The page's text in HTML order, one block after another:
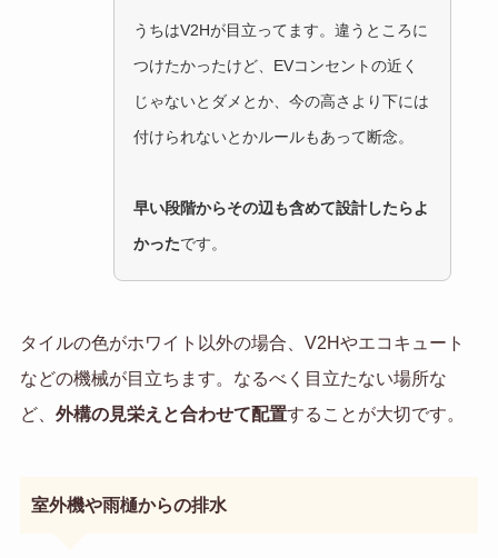
うちはV2Hが目立ってます。違うところに
つけたかったけど、EVコンセントの近く
じゃないとダメとか、今の高さより下には
付けられないとかルールもあって断念。
早い段階からその辺も含めて設計したらよ
かったです。
タイルの色がホワイト以外の場合、V2Hやエコキュート
などの機械が目立ちます。なるべく目立たない場所な
ど、 外構の見栄えと合わせて配置することが大切です。
室外機や雨樋からの排水